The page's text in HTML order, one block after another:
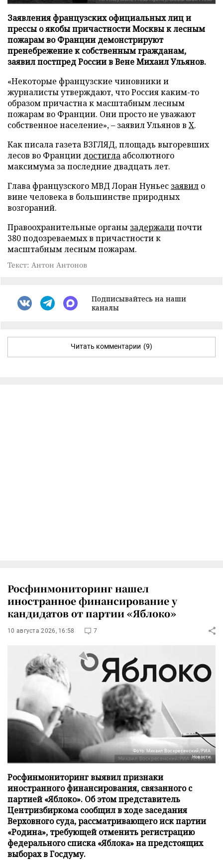
Заявления французских официальных лиц и
прессы о якобы причастности Москвы к лесным
пожарам во Франции демонстрируют
пренебрежение к собственным гражданам,
заявил постпред России в Вене Михаил Ульянов.
«Некоторые французские чиновники и
журналисты утверждают, что Россия каким-то
образом причастна к масштабным лесным
пожарам во Франции. Они просто не уважают
собственное население», – заявил Ульянов в X.
Как писала газета ВЗГЛЯД, площадь выгоревших
лесов во Франции достигла абсолютного
максимума за последние двадцать лет.
Глава французского МВД Лоран Нуньес заявил о
вине человека в большинстве природных
возгораний.
Правоохранительные органы задержалипочти
380 подозреваемых в причастности к
масштабным лесным пожарам.
Текст: Антон Антонов
Подписывайтесь на наши
каналы
Читать комментарии (9)
Росфинмониторинг нашел
иностранное финансирование у
кандидатов от партии «Яблоко»
10 августа 2026, 16:58 7
Фото: Михаил Воскресенский/РИА
Новости
Росфинмониторинг выявил признаки
иностранного финансирования, связанного с
партией «Яблоко». Об этом представитель
Центризбиркома сообщил в ходе заседания
Верховного суда, рассматривающего иск партии
«Родина», требующей отменить регистрацию
федерального списка «Яблока» на предстоящих
выборах в Госдуму.